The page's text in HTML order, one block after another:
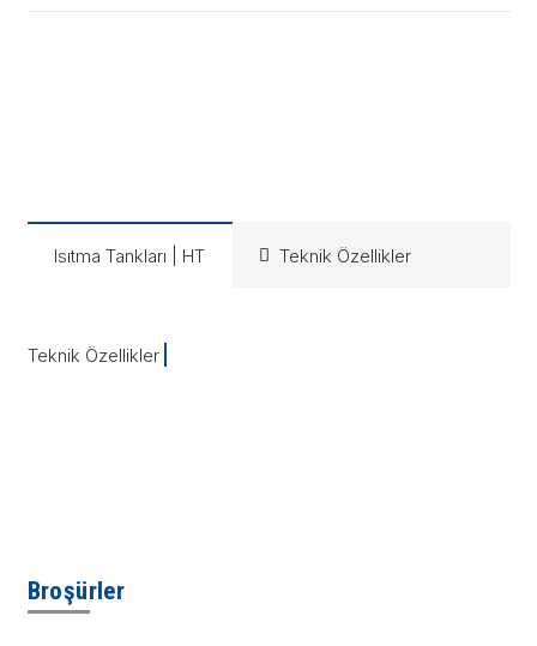
Isıtma Tankları | HT Teknik Özellikler
Teknik Özellikler
Broşürler